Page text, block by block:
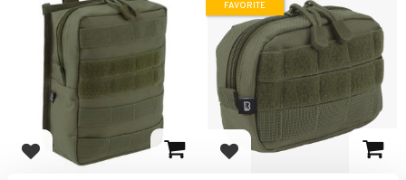
Add to favorites Add to favorites
FAVORITE